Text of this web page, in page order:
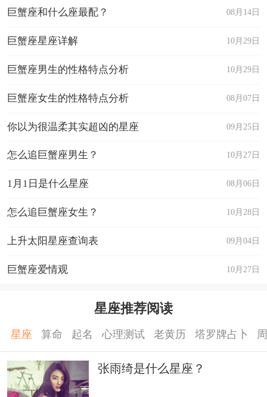
08月14日
巨蟹座和什么座最配？
10月29日
巨蟹座星座详解
10月29日
巨蟹座男生的性格特点分析
08月07日
巨蟹座女生的性格特点分析
09月25日
你以为很温柔其实超凶的星座
10月27日
怎么追巨蟹座男生？
08月06日
1月1日是什么星座
10月28日
怎么追巨蟹座女生？
09月04日
上升太阳星座查询表
10月27日
巨蟹座爱情观
星座推荐阅读
星座 算命 起名 心理测试 老黄历 塔罗牌占卜
张雨绮是什么星座？